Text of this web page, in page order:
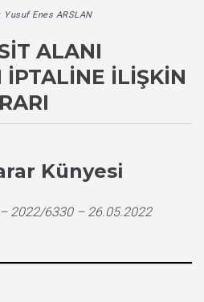
Yusuf Enes ARSLAN
ALANI
İLIŞKIN
Künyesi
2022/6330 – 26.05.2022